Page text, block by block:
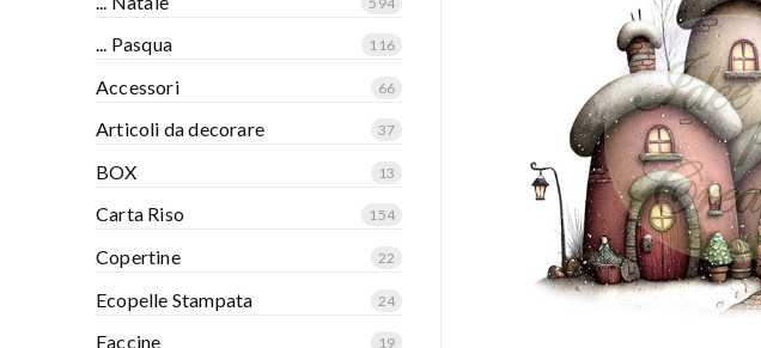
... Pasqua 116
Accessori 66
Articoli da decorare 37
BOX 13
Carta Riso 154
Copertine 22
Ecopelle Stampata 24
Faccine 19